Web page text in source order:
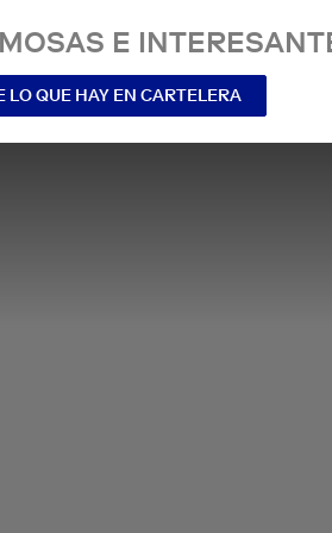
E
LO QUE HAY EN CARTELERA